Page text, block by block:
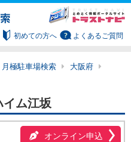
初めての方へ よくあるご質問
月極駐車場検索
大阪府
イム江坂
オンライン申込